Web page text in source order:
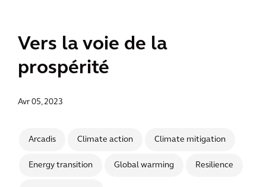
Vers la voie de la
prospérité
Avr 05, 2023
Arcadis Climate action Climate mitigation
Energy transition Global warming Resilience